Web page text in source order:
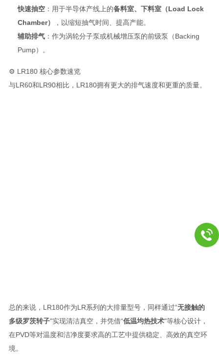
快速抽空：用于半导体产线上的备料室、下料室（Load Lock
Chamber）
，以缩短抽气时间、提高产能。
辅助排气：作为涡轮分子泵或机械增压泵的前级泵（Backing
Pump）
。
⚙️ LR180 核心参数速览
与LR60和LR90相比，LR180拥有更大的排气速度和更重的质量。
总的来说，LR180作为LR系列的大排量型号，同样通过“无接触的
多级罗茨转子"实现清洁真空，并凭借“低温均热技术"等核心设计，
在PVD等对温度和洁净度要求高的工艺中提供稳定、高效的真空环
境。